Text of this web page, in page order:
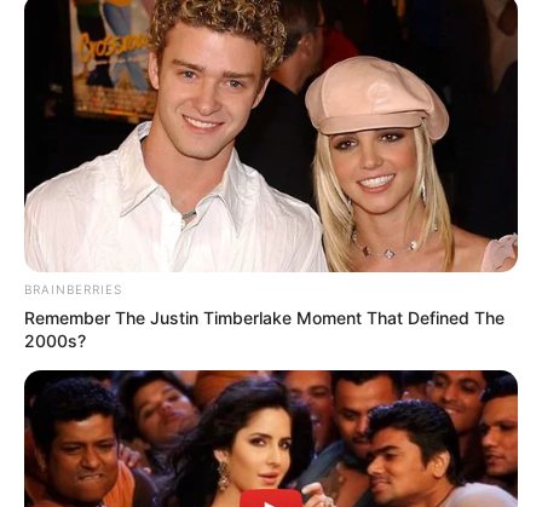
BRAINBERRIES
Remember The Justin Timberlake Moment That Defined The
2000s?